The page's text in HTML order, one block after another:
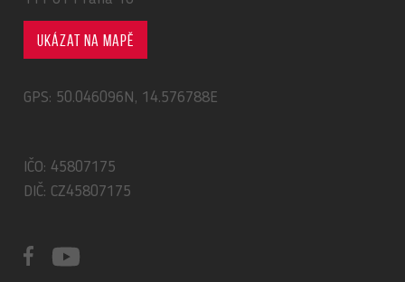
Ukázat na mapě
GPS: 50.046096N, 14.576788E
IČO: 45807175
DIČ: CZ45807175